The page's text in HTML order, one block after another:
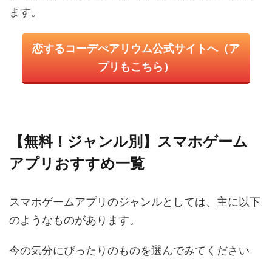
ます。
恋するコーデぺアリウム公式サイトへ（ア
プリもこちら）
【無料！ジャンル別】スマホゲーム
アプリおすすめ一覧
スマホゲームアプリのジャンルとしては、主に以下
のようなものがあります。
今の気分にぴったりのものを選んでみてください